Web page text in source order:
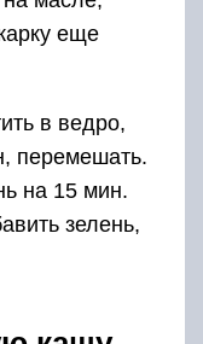
еще
в ведро,
перемешать.
на 15 мин.
зелень,